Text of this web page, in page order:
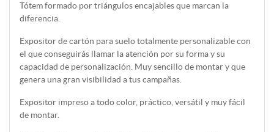
Tótem formado por triángulos encajables que marcan la
diferencia.
Expositor de cartón para suelo totalmente personalizable con
el que conseguirás llamar la atención por su forma y su
capacidad de personalización. Muy sencillo de montar y que
genera una gran visibilidad a tus campañas.
Expositor impreso a todo color, práctico, versátil y muy fácil
de montar.